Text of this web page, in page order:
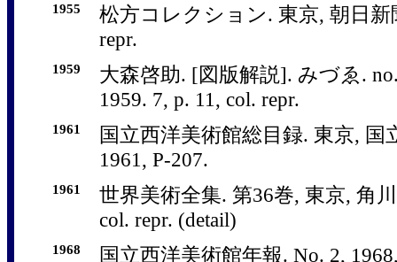
1955
松方コレクション. 東京, 朝日新
repr.
1959
大森啓助. [図版解説]. みづゑ.
1959. 7, p. 11, col. repr.
1961
国立西洋美術館総目録. 東京, 国
1961, P-207.
1961
世界美術全集. 第36巻, 東京, 角
col. repr. (detail)
1968 国立西洋美術館年報. No. 2,